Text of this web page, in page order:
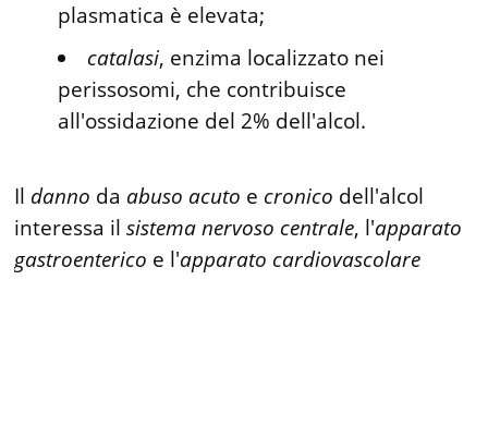
plasmatica è elevata;
catalasi, enzima localizzato nei
perissosomi, che contribuisce
all'ossidazione del 2% dell'alcol.
Il danno da abuso acuto e cronico dell'alcol
interessa ilsistema nervoso centrale, l'apparato
gastroenterico e l'apparato cardiovascolare